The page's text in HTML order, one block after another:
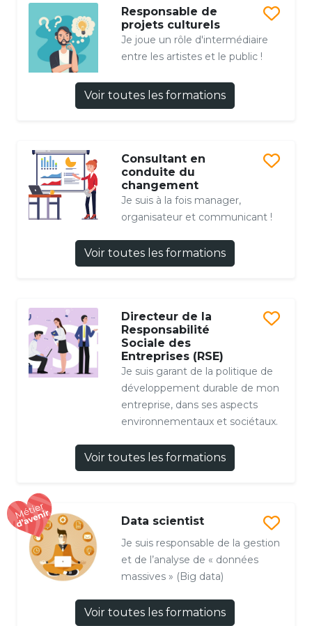
Responsable de
projets culturels
Je joue un rôle d'intermédiaire
entre les artistes et le public !
Voir toutes les formations
Consultant en
conduite du
changement
Je suis à la fois manager,
organisateur et communicant !
Voir toutes les formations
Directeur de la
Responsabilité
Sociale des
Entreprises (RSE)
Je suis garant de la politique de
développement durable de mon
entreprise, dans ses aspects
environnementaux et sociétaux.
Voir toutes les formations
Data scientist
Je suis responsable de la gestion
et de l’analyse de « données
massives » (Big data)
Voir toutes les formations